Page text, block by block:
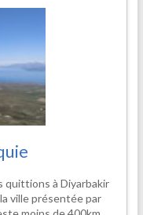
quittions à Diyarbakir
ville présentée par